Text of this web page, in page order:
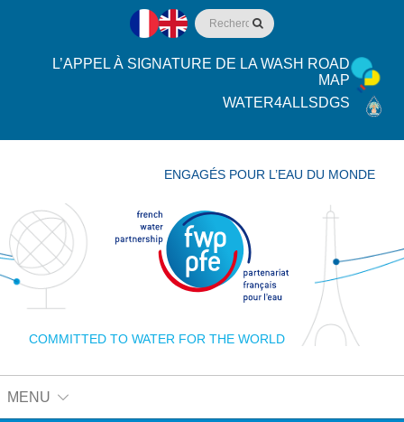
L’APPEL À SIGNATURE DE LA WASH ROAD
MAP
WATER4ALLSDGS
COMMITTED TO WATER FOR THE WORLD
ENGAGÉS POUR L’EAU DU MONDE
MENU